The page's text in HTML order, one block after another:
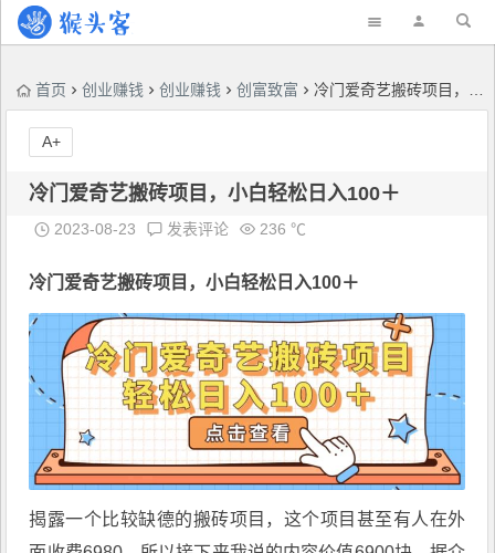
首页 创业赚钱 创业赚钱 创富致富 冷门爱奇艺搬砖项目，小白轻松日入100＋
冷门爱奇艺搬砖项目，小白轻松日入100＋
2023-08-23 发表评论 236 ℃
冷门爱奇艺搬砖项目 ，小白轻松日入100＋
揭露一个比较缺德的搬砖项目，这个项目甚至有人在外
A+